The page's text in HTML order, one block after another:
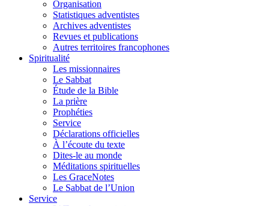
Organisation
Statistiques adventistes
Archives adventistes
Revues et publications
Autres territoires francophones
Spiritualité
Les missionnaires
Le Sabbat
Étude de la Bible
La prière
Prophéties
Service
Déclarations officielles
À l’écoute du texte
Dites-le au monde
Méditations spirituelles
Les GraceNotes
Le Sabbat de l’Union
Service